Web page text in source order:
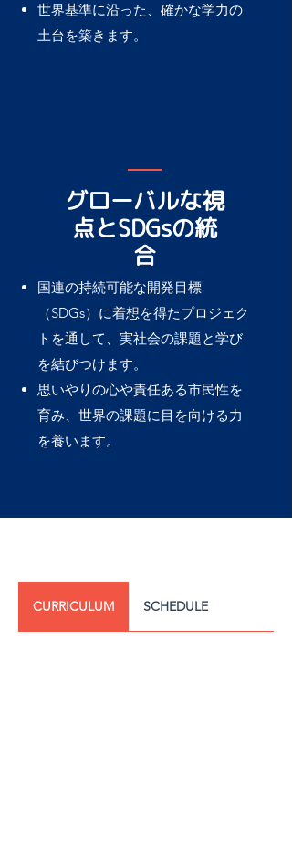
世界基準に沿った、確かな学力の
土台を築きます。
グローバルな視
点とSDGsの統
合
国連の持続可能な開発目標
（SDGs）に着想を得たプロジェク
トを通して、実社会の課題と学び
を結びつけます。
思いやりの心や責任ある市民性を
育み、世界の課題に目を向ける力
を養います。
CURRICULUM SCHEDULE